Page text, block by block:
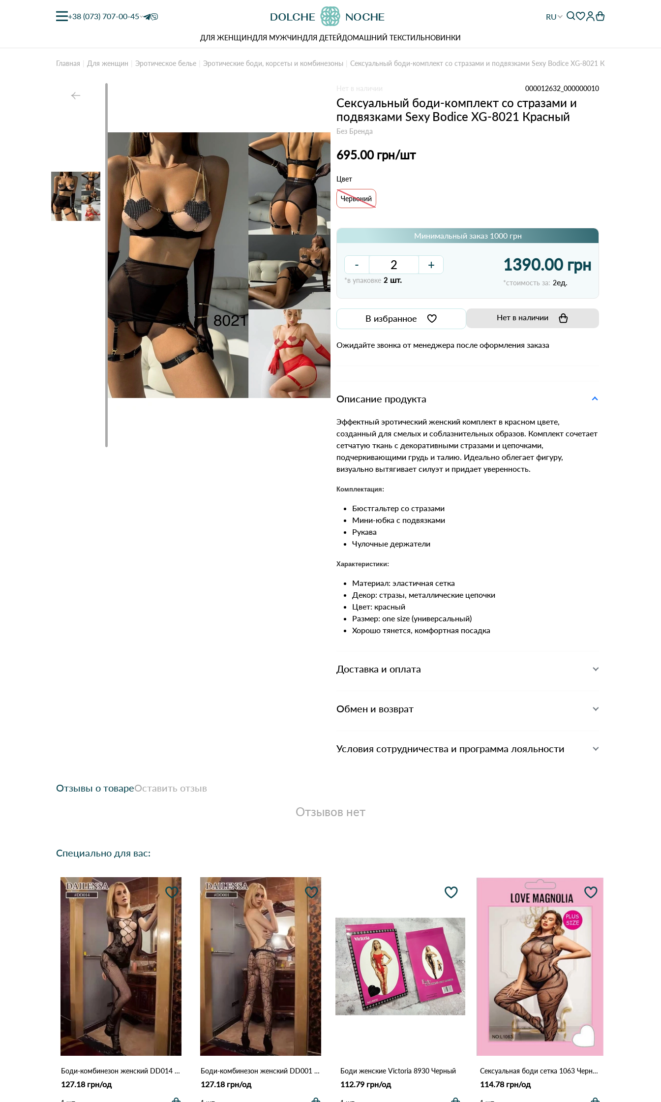
+38 (073) 707-00-45 RU
ДЛЯ ЖЕНЩИНДЛЯ МУЖЧИНДЛЯ ДЕТЕЙДОМАШНИЙ ТЕКСТИЛЬНОВИНКИ
Главная Для женщин Эротическое белье Эротические боди, корсеты и комбинезоны Сексуальный боди-комплект со стразами и подвязками Sexy Bodice XG-8021 Красный
Нет в наличии 000012632_000000010
Сексуальный боди-комплект со стразами и
подвязками Sexy Bodice XG-8021 Красный
Без Бренда
695.00 грн/шт
Цвет
Червоний
Минимальный заказ 1000 грн
- +
*в упаковке 2 шт.
1390.00 грн
*стоимость за: 2ед.
В избранное Нет в наличии
Ожидайте звонка от менеджера после оформления заказа
Описание продукта
Эффектный эротический женский комплект в красном цвете,
созданный для смелых и соблазнительных образов. Комплект сочетает
сетчатую ткань с декоративными стразами и цепочками,
подчеркивающими грудь и талию. Идеально облегает фигуру,
визуально вытягивает силуэт и придает уверенность.
Комплектация:
Бюстгальтер со стразами
Мини-юбка с подвязками
Рукава
Чулочные держатели
Характеристики:
Материал: эластичная сетка
Декор: стразы, металлические цепочки
Цвет: красный
Размер: one size (универсальный)
Хорошо тянется, комфортная посадка
Доставка и оплата
Обмен и возврат
Условия сотрудничества и программа лояльности
Отзывы о товареОставить отзыв
Отзывов нет
Специально для вас:
Боди-комбинезон женский DD014 Черный
127.18 грн/од
Боди-комбинезон женский DD001 Черный
127.18 грн/од
Боди женские Victoria 8930 Черный
112.79 грн/од
Сексуальная боди сетка 1063 Черный
114.78 грн/од